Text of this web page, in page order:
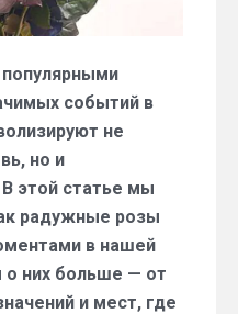
событий в
не
но и
этой статье мы
радужные розы
в нашей
о них больше — от
и мест, где